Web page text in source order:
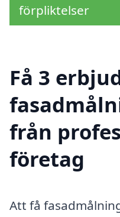
förpliktelser
Få 3
från
företag
Att få